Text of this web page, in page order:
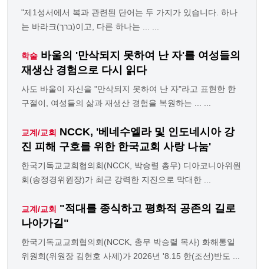
"제1성서에서 복과 관련된 단어는 두 가지가 있습니다. 하나
는 바라크(ברך)이고, 다른 하나는 ... ...
학술 바울의 '만삭되지 못하여 난 자'를 여성들의
재생산 경험으로 다시 읽다
사도 바울이 자신을 "만삭되지 못하여 난 자"라고 표현한 한
구절이, 여성들의 삶과 재생산 경험을 복원하는 ... ...
교계/교회 NCCK, '베네수엘라 및 인도네시아 강
진 피해 구호를 위한 한국교회 사랑 나눔'
한국기독교교회협의회(NCCK, 박승렬 총무) 디아코니아위원
회(송정경위원장)가 최근 강력한 지진으로 막대한 ...
교계/교회 "적대를 종식하고 평화적 공존의 길로
나아가길"
한국기독교교회협의회(NCCK, 총무 박승렬 목사) 화해통일
위원회(위원장 김현호 사제)가 2026년 '8.15 한(조선)반도 ...